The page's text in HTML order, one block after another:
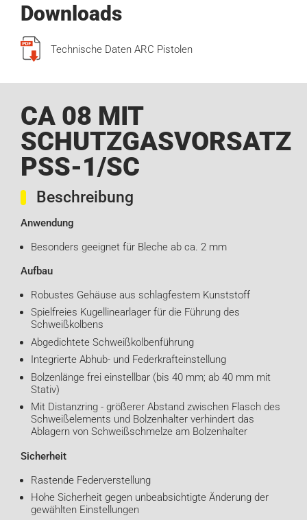
CA 08 MIT
SCHUTZGASVORSATZ
PSS-1/SC
Beschreibung
Anwendung
Besonders geeignet für Bleche ab ca. 2 mm
Aufbau
Robustes Gehäuse aus schlagfestem Kunststoff
Spielfreies Kugellinearlager für die Führung des
Schweißkolbens
Abgedichtete Schweißkolbenführung
Integrierte Abhub- und Federkrafteinstellung
Bolzenlänge frei einstellbar (bis 40 mm; ab 40 mm mit
Stativ)
Mit Distanzring - größerer Abstand zwischen Flasch des
Schweißelements und Bolzenhalter verhindert das
Ablagern von Schweißschmelze am Bolzenhalter
Sicherheit
Rastende Federverstellung
Hohe Sicherheit gegen unbeabsichtigte Änderung der
gewählten Einstellungen
Downloads
Technische Daten ARC Pistolen